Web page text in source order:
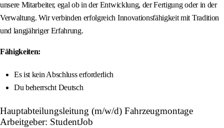
unsere Mitarbeiter, egal ob in der Entwicklung, der Fertigung oder in der
Verwaltung. Wir verbinden erfolgreich Innovationsfähigkeit mit Tradition
und langjähriger Erfahrung.
Fähigkeiten:
Es ist kein Abschluss erforderlich
Du beherrscht Deutsch
Hauptabteilungsleitung (m/w/d) Fahrzeugmontage
Arbeitgeber: StudentJob